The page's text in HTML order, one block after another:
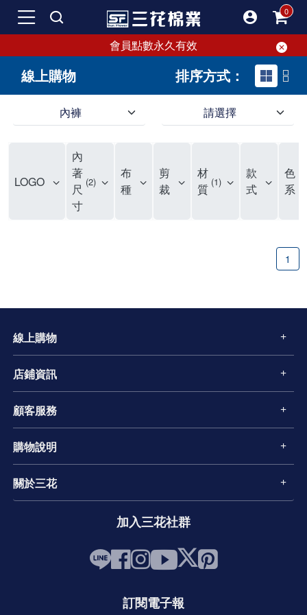
會員點數永久有效
線上購物 排序方式：
內褲 請選擇
LOGO
內
著
尺
寸
2
布
種
剪
裁
材
質 1
款
式
色
系
1
線上購物
店鋪資訊
顧客服務
購物說明
關於三花
加入三花社群
訂閱電子報